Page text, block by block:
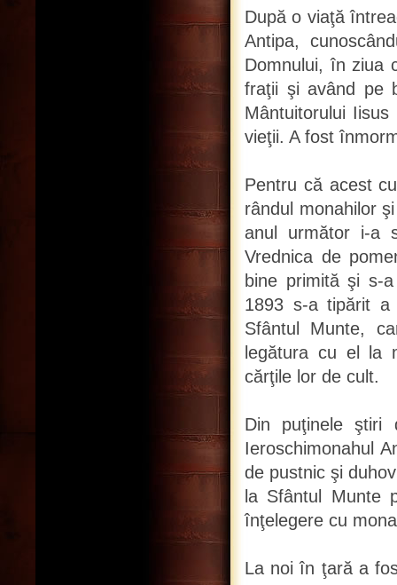
După o viaţă
Antipa,
Domnului, în ziua
fraţii şi având pe
Mântuitorului
vieţii. A fost
Pentru că acest
rândul monahilor
anul următor i-a
Vrednica de
bine primită şi s-
1893 s-a tipărit
Sfântul Munte,
legătura cu el la
cărţile lor de cult.
Din puţinele ştiri
Ieroschimonahul
de pustnic şi
la Sfântul Munte
înţelegere cu
La noi în ţară a